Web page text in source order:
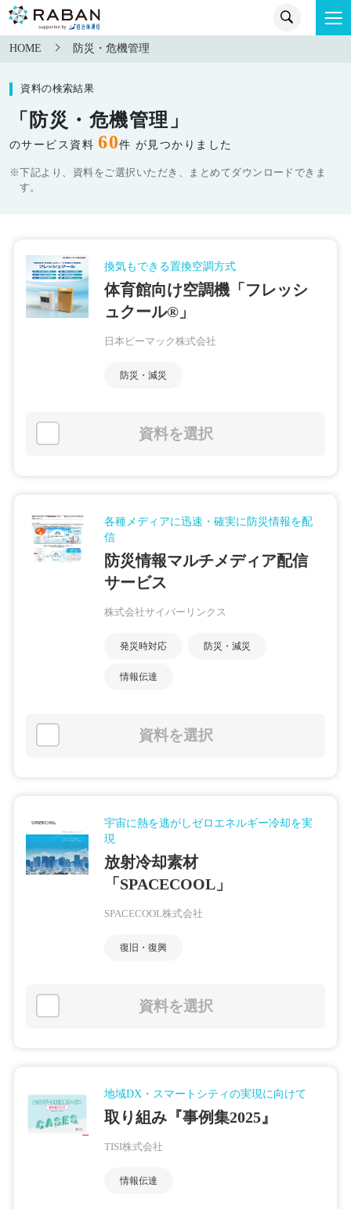
HOME 防災・危機管理
資料の検索結果
「防災・危機管理」
のサービス資料 60件 が見つかりました
※下記より、資料をご選択いただき、まとめてダウンロードできま
す。
換気もできる置換空調方式
体育館向け空調機「フレッシ
ュクール®」
日本ピーマック株式会社
防災・減災
資料を選択
各種メディアに迅速・確実に防災情報を配
信
防災情報マルチメディア配信
サービス
株式会社サイバーリンクス
発災時対応 防災・減災
情報伝達
資料を選択
宇宙に熱を逃がしゼロエネルギー冷却を実
現
放射冷却素材
「SPACECOOL」
SPACECOOL株式会社
復旧・復興
資料を選択
地域DX・スマートシティの実現に向けて
取り組み『事例集2025』
TISI株式会社
情報伝達